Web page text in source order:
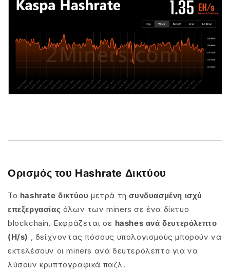
Ορισμός του Hashrate Δικτύου
Το hashrate δικτύου μετρά τησυνδυασμένη ισχύ
επεξεργασίας όλων των miners σε ένα δίκτυο
blockchain. Εκφράζεται σε hashes ανά δευτερόλεπτο
(H/s) , δείχνοντας πόσους υπολογισμούς μπορούν να
εκτελέσουν οι miners ανά δευτερόλεπτο για να
λύσουν κρυπτογραφικά παζλ.